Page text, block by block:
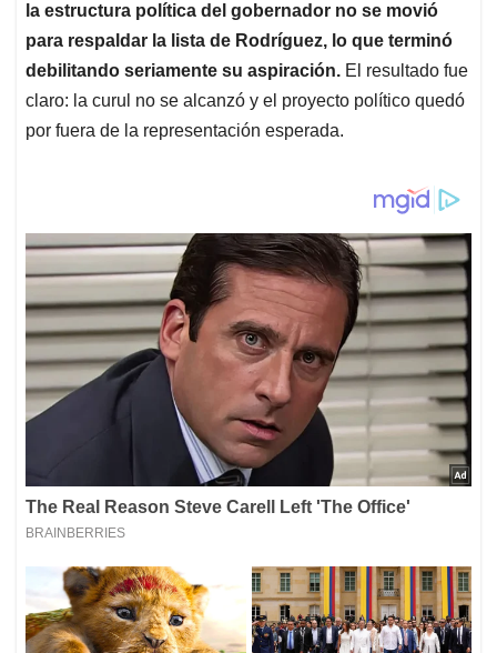
la estructura política del gobernador no se movió
para respaldar la lista de Rodríguez, lo que terminó
debilitando seriamente su aspiración. El resultado fue
claro: la curul no se alcanzó y el proyecto político quedó
por fuera de la representación esperada.